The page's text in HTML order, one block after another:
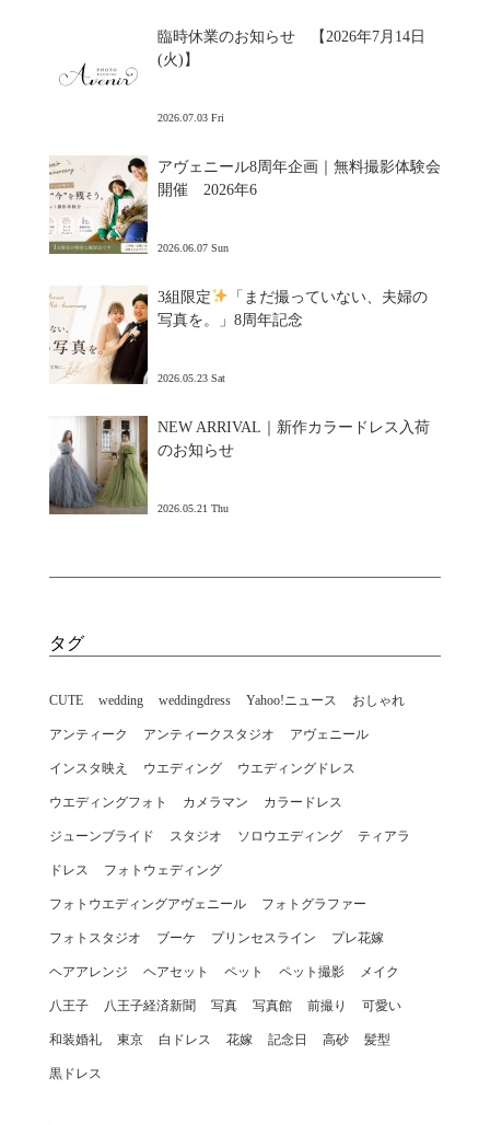
臨時休業のお知らせ 【2026年7月14日
(火)】
2026.07.03 Fri
アヴェニール8周年企画｜無料撮影体験会
開催 2026年6
2026.06.07 Sun
3組限定
「まだ撮っていない、夫婦の
写真を。」8周年記念
2026.05.23 Sat
NEW ARRIVAL｜新作カラードレス入荷
のお知らせ
2026.05.21 Thu
タグ
CUTE wedding weddingdress Yahoo!ニュース おしゃれ
アンティーク アンティークスタジオ アヴェニール
インスタ映え ウエディング ウエディングドレス
ウエディングフォト カメラマン カラードレス
ジューンブライド スタジオ ソロウエディング ティアラ
ドレス フォトウェディング
フォトウエディングアヴェニール フォトグラファー
フォトスタジオ ブーケ プリンセスライン プレ花嫁
ヘアアレンジ ヘアセット ペット ペット撮影 メイク
八王子 八王子経済新聞 写真 写真館 前撮り 可愛い
和装婚礼 東京 白ドレス 花嫁 記念日 高砂 髪型
黒ドレス